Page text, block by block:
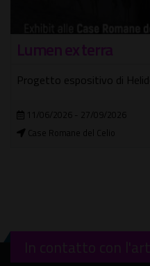
Flowers.
In natura nulla si ferma:
prepara a una nuova
18/03/2026 - 06/09/2026
In contatto con